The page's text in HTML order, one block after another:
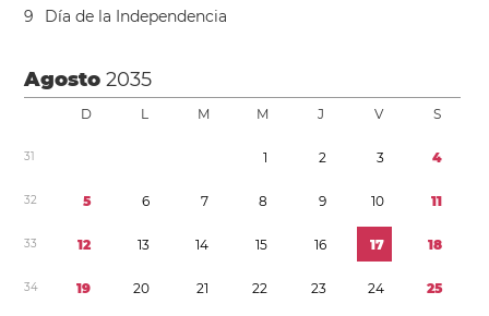
9 Día de la Independencia
Agosto2035
D L M M J V S
31 1 2 3 4
32 5 6 7 8 9 10 11
33 12 13 14 15 16 17 18
34 19 20 21 22 23 24 25